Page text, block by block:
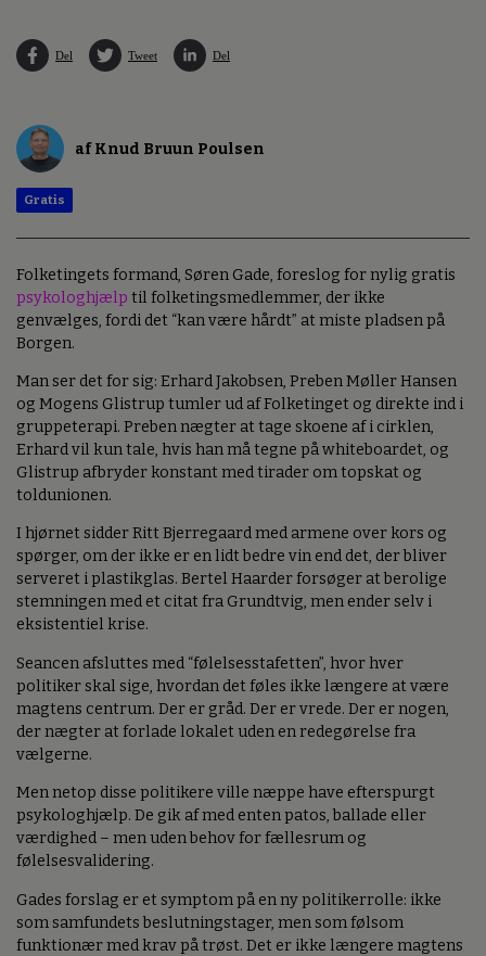
Del Tweet Del
af Knud Bruun Poulsen
Gratis
Folketingets formand, Søren Gade, foreslog for nylig gratis
psykologhjælp til folketingsmedlemmer, der ikke
genvælges, fordi det “kan være hårdt” at miste pladsen på
Borgen.
Man ser det for sig: Erhard Jakobsen, Preben Møller Hansen
og Mogens Glistrup tumler ud af Folketinget og direkte ind i
gruppeterapi. Preben nægter at tage skoene af i cirklen,
Erhard vil kun tale, hvis han må tegne på whiteboardet, og
Glistrup afbryder konstant med tirader om topskat og
toldunionen.
I hjørnet sidder Ritt Bjerregaard med armene over kors og
spørger, om der ikke er en lidt bedre vin end det, der bliver
serveret i plastikglas. Bertel Haarder forsøger at berolige
stemningen med et citat fra Grundtvig, men ender selv i
eksistentiel krise.
Seancen afsluttes med “følelsesstafetten”, hvor hver
politiker skal sige, hvordan det føles ikke længere at være
magtens centrum. Der er gråd. Der er vrede. Der er nogen,
der nægter at forlade lokalet uden en redegørelse fra
vælgerne.
Men netop disse politikere ville næppe have efterspurgt
psykologhjælp. De gik af med enten patos, ballade eller
værdighed – men uden behov for fællesrum og
følelsesvalidering.
Gades forslag er et symptom på en ny politikerrolle: ikke
som samfundets beslutningstager, men som følsom
funktionær med krav på trøst. Det er ikke længere magtens